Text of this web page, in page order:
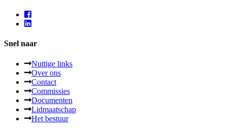
Snel naar
Nuttige links
Over ons
Contact
Commissies
Documenten
Lidmaatschap
Het bestuur